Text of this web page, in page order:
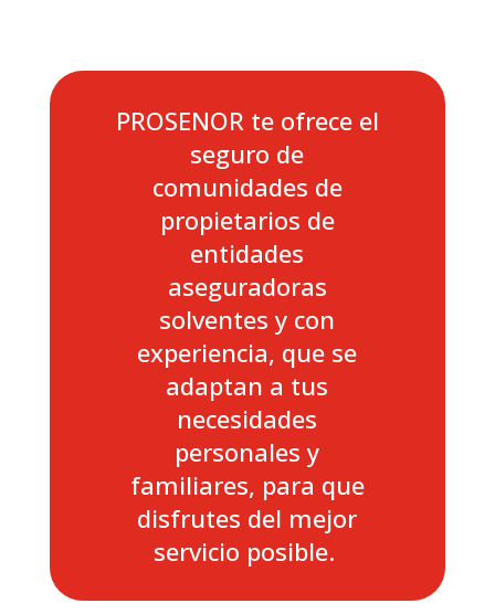
PROSENOR te ofrece el
seguro de
comunidades de
propietarios de
entidades
aseguradoras
solventes y con
experiencia, que se
adaptan a tus
necesidades
personales y
familiares, para que
disfrutes del mejor
servicio posible.